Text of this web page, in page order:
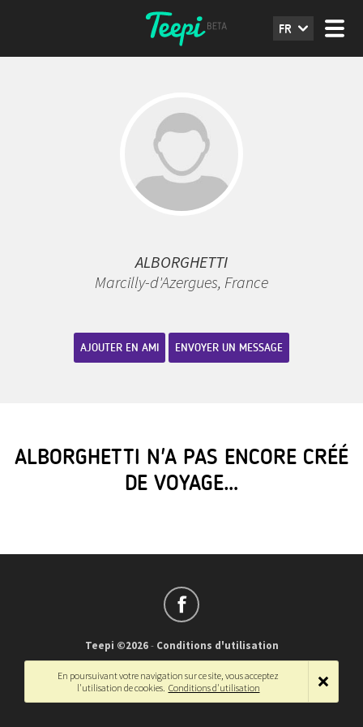
FR
ALBORGHETTI
Marcilly-d'Azergues, France
AJOUTER EN AMI ENVOYER UN MESSAGE
ALBORGHETTI N'A PAS ENCORE CRÉÉ
DE VOYAGE…
Teepi ©2026- Conditions d'utilisation
Français
English
En poursuivant votre navigation sur ce site, vous acceptez
l'utilisation de cookies. Conditions d'utilisation